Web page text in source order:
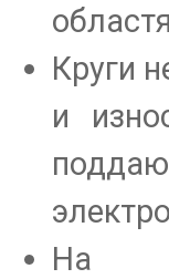
Круги
и
На